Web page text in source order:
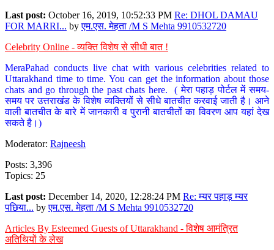
Last post: October 16, 2019, 10:52:33 PM Re: DHOL DAMAU
FOR MARRI... byएम.एस. मेहता /M S Mehta 9910532720
Celebrity Online - व्यक्ति विशेष से सीधी बात !
MeraPahad conducts live chat with various celebrities related to
Uttarakhand time to time. You can get the information about those
chats and go through the past chats here. ( मेरा पहाड़ पोर्टल में समय-
समय पर उत्तराखंड के विशेष व्यक्तियों से सीधे बातचीत करवाई जाती है। आने
वाली बातचीत के बारे में जानकारी व पुरानी बातचीतों का विवरण आप यहां देख
सकते है।)
Moderator: Rajneesh
Posts: 3,396
Topics: 25
Last post: December 14, 2020, 12:28:24 PM Re: म्यर पहाड़ म्यर
पछिया... byएम.एस. मेहता /M S Mehta 9910532720
Articles By Esteemed Guests of Uttarakhand - विशेष आमंत्रित
अतिथियों के लेख